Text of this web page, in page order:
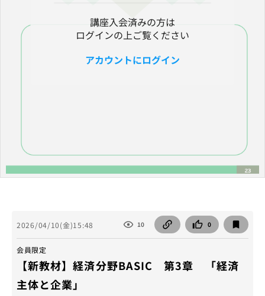
講座入会済みの方は
ログインの上ご覧ください
アカウントにログイン
2026/04/10(金)15:48 10 0
会員限定
【新教材】経済分野BASIC 第3章 「経済
主体と企業」